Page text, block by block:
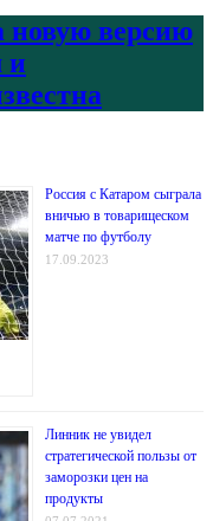
новую версию
и
Россия с Катаром сыграла
вничью в товарищеском
матче по футболу
17.09.2023
Линник не увидел
стратегической пользы от
заморозки цен на
продукты